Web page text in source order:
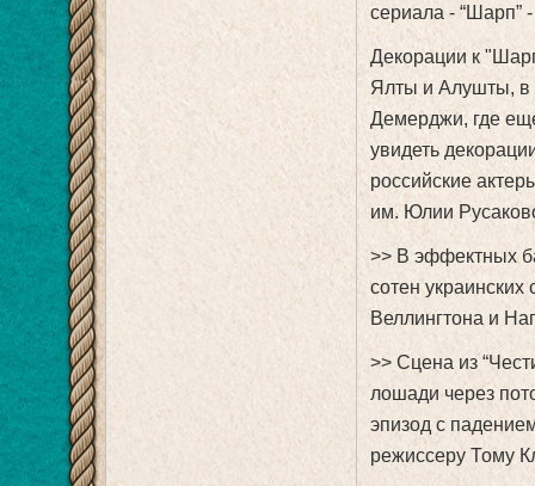
сериала - “Шарп”
Декорации к
Ялты и Алушты, в
Демерджи, где
увидеть
российские
им. Юлии
>> В эффектных
сотен
Веллингтона и
>> Сцена из
лошади через
эпизод с
режиссеру Тому